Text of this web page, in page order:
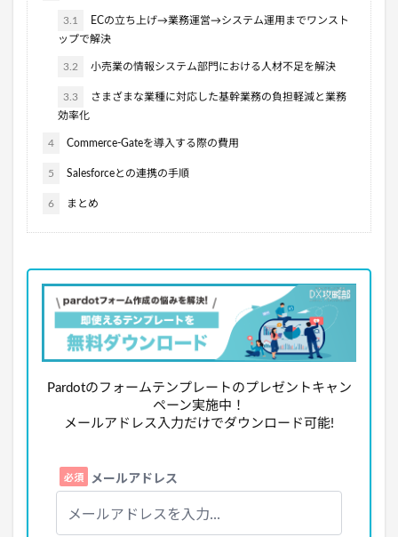
3.1
ECの立ち上げ→業務運営→システム運用までワンスト
ップで解決
3.2 小売業の情報システム部門における人材不足を解決
3.3
さまざまな業種に対応した基幹業務の負担軽減と業務
効率化
4 Commerce-Gateを導入する際の費用
5 Salesforceとの連携の手順
6 まとめ
Pardotのフォームテンプレートのプレゼントキャン
ペーン実施中！
メールアドレス入力だけでダウンロード可能!